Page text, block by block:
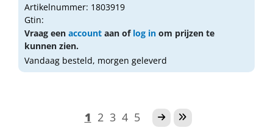
Artikelnummer: 1803919
Gtin:
Vraag een account aan of log in om prijzen te
kunnen zien.
Vandaag besteld, morgen geleverd
1 2 3 4 5